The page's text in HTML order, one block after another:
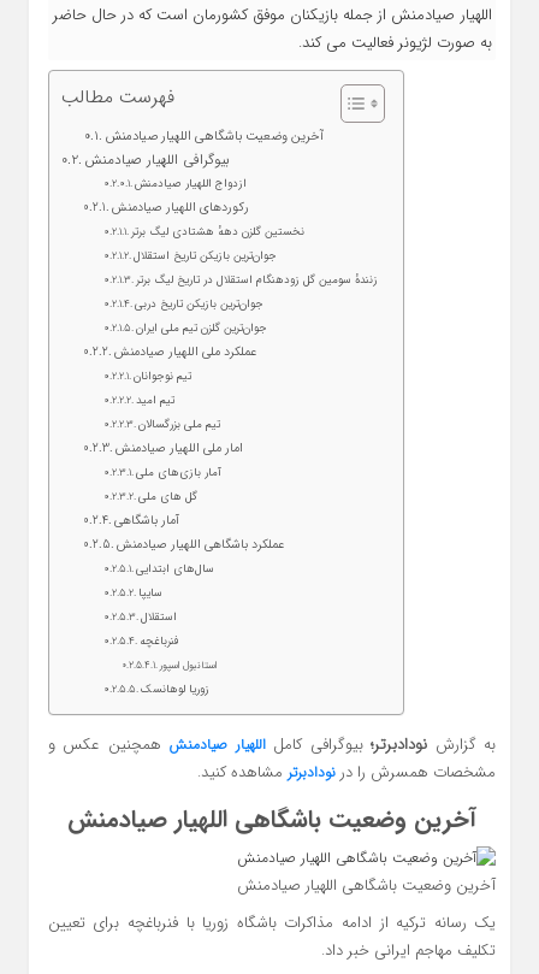
اللهیار صیادمنش از جمله بازیکنان موفق کشورمان است که در حال حاضر
به صورت لژیونر فعالیت می کند.
فهرست مطالب
آخرین وضعیت باشگاهی اللهیار صیادمنش
بیوگرافی اللهیار صیادمنش
ازدواج اللهیار صیادمنش
رکوردهای اللهیار صیادمنش
نخستین گلزن دههٔ هشتادی لیگ برتر
جوان‌ترین بازیکن تاریخ استقلال
زنندهٔ سومین گل زودهنگام استقلال در تاریخ لیگ برتر
جوان‌ترین بازیکن تاریخ دربی
جوان‌ترین گلزن تیم ملی ایران
عملکرد ملی اللهیار صیادمنش
تیم نوجوانان
تیم امید
تیم ملی بزرگسالان
امار ملی اللهیار صیادمنش
آمار بازی‌های ملی
گل های ملی
آمار باشگاهی
عملکرد باشگاهی اللهیار صیادمنش
سال‌های ابتدایی
سایپا
استقلال
فنرباغچه
استانبول اسپور
زوریا لوهانسک
به گزارش نودادبرتر؛بیوگرافی کاملاللهیار صیادمنش همچنین عکس و
مشخصات همسرش را در نودادبرترمشاهده کنید.
آخرین وضعیت باشگاهی اللهیار صیادمنش
آخرین وضعیت باشگاهی اللهیار صیادمنش
یک رسانه ترکیه از ادامه مذاکرات باشگاه زوریا با فنرباغچه برای تعیین
تکلیف مهاجم ایرانی خبر داد.